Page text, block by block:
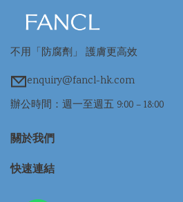
不用「防腐劑」 護膚更高效
enquiry@fancl-hk.com
辦公時間：週一至週五 9:00 – 18:00
關於我們
快速連結